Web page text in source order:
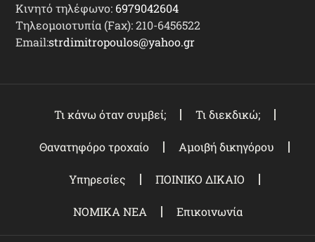
Κινητό τηλέφωνο: 6979042604
Τηλεομοιοτυπία (Fax): 210-6456522
Email:strdimitropoulos@yahoo.gr
Τι κάνω όταν συμβεί; Τι διεκδικώ;
Θανατηφόρο τροχαίο Αμοιβή δικηγόρου
Υπηρεσίες ΠΟΙΝΙΚΟ ΔΙΚΑΙΟ
ΝΟΜΙΚΑ ΝΕΑ Επικοινωνία